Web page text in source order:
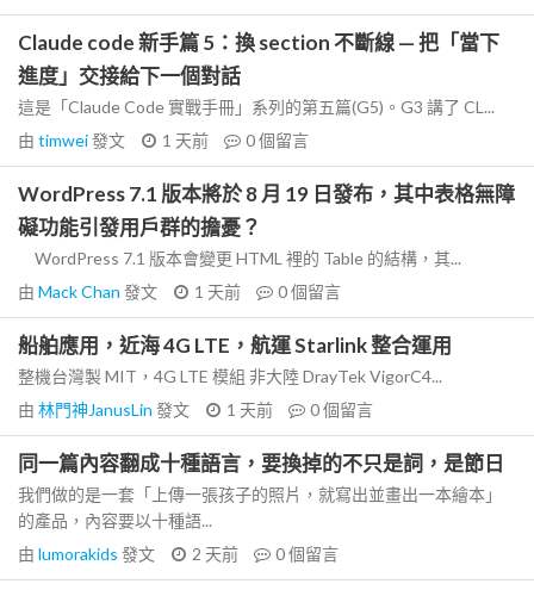
Claude code 新手篇 5：換 section 不斷線 — 把「當下
進度」交接給下一個對話
這是「Claude Code 實戰手冊」系列的第五篇(G5)。G3 講了 CL...
由 timwei發文 1 天前 0個留言
WordPress 7.1 版本將於 8 月 19 日發布，其中表格無障
礙功能引發用戶群的擔憂？
WordPress 7.1 版本會變更 HTML 裡的 Table 的結構，其...
由 Mack Chan 發文 1 天前 0個留言
船舶應用，近海 4G LTE，航運 Starlink 整合運用
整機台灣製 MIT，4G LTE 模組 非大陸 DrayTek VigorC4...
由 林門神JanusLin 發文 1 天前 0個留言
同一篇內容翻成十種語言，要換掉的不只是詞，是節日
我們做的是一套「上傳一張孩子的照片，就寫出並畫出一本繪本」
的產品，內容要以十種語...
由 lumorakids 發文 2 天前 0個留言